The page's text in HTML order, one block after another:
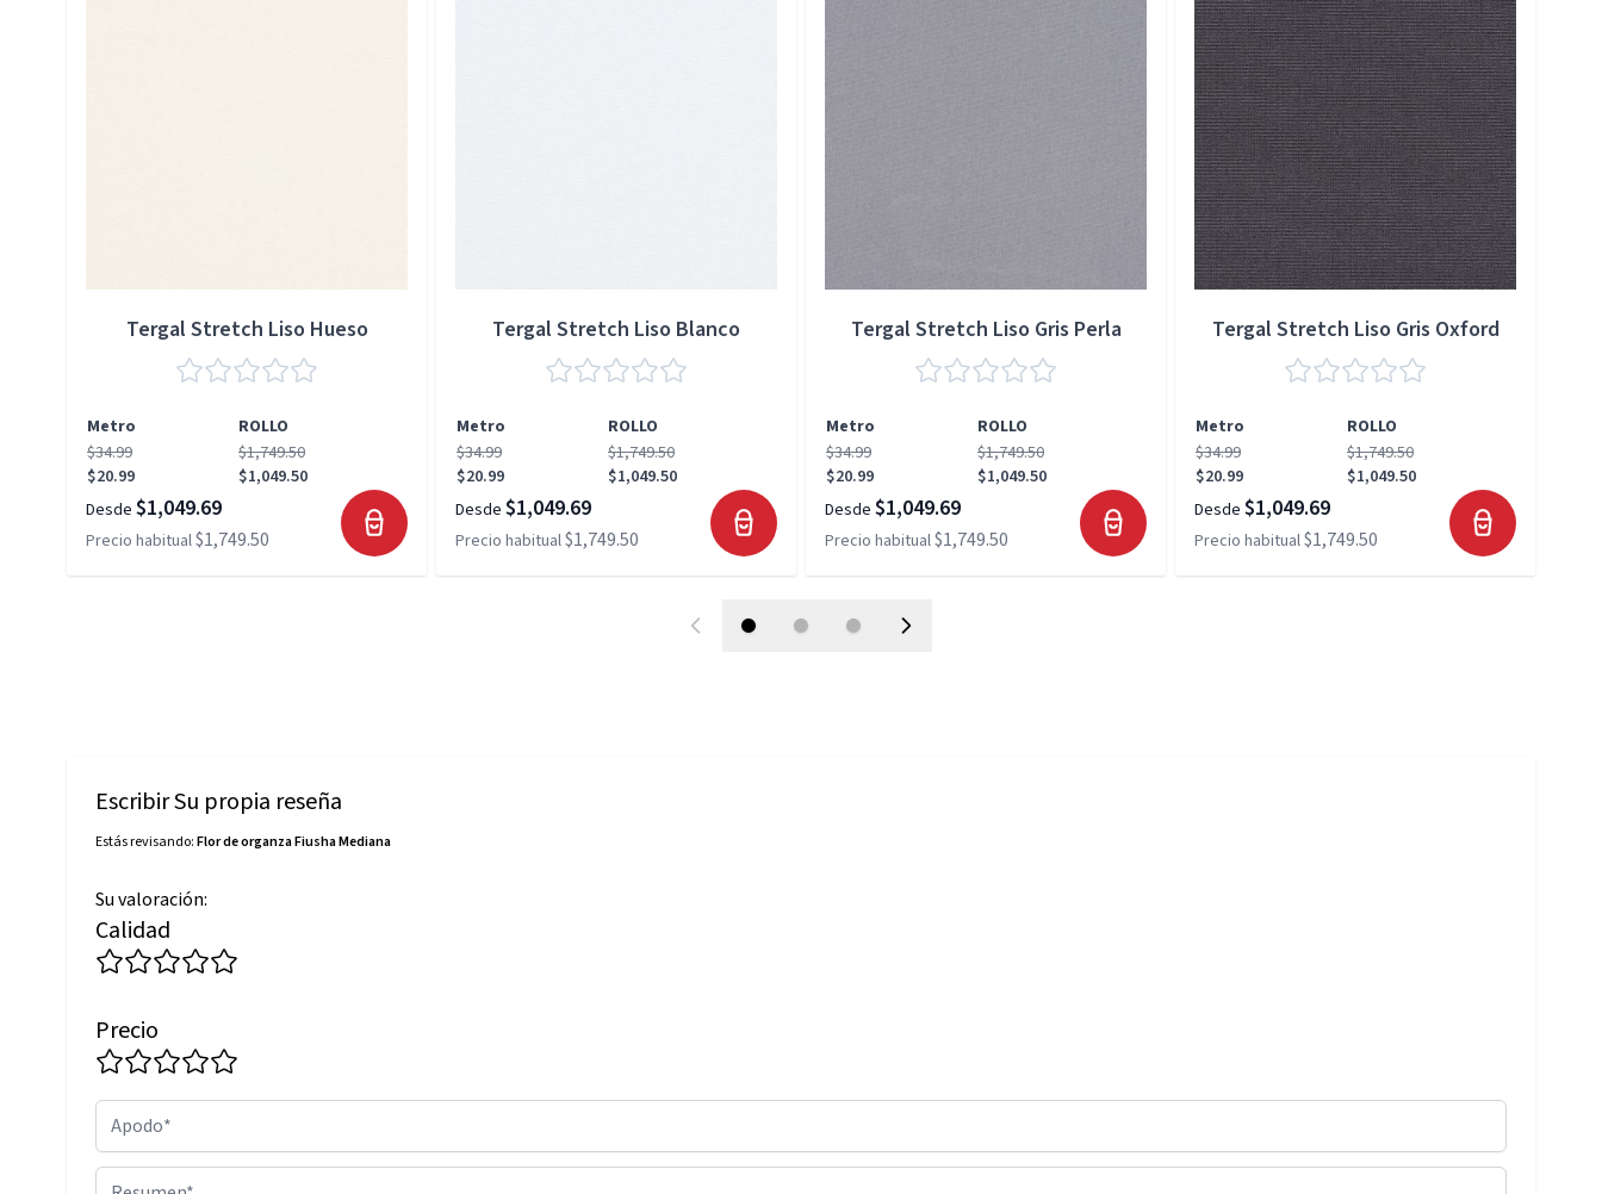
Tergal Stretch Liso Hueso
Metro
ROLLO
$34.99
$20.99
$1,749.50
$1,049.50
Desde $1,049.69
Precio habitual$1,749.50
Tergal Stretch Liso Blanco
Metro
ROLLO
$34.99
$20.99
$1,749.50
$1,049.50
Desde $1,049.69
Precio habitual$1,749.50
Tergal Stretch Liso Gris Perla
Metro
ROLLO
$34.99
$20.99
$1,749.50
$1,049.50
Desde $1,049.69
Precio habitual$1,749.50
Tergal Stretch Liso Gris Oxford
Metro
ROLLO
$34.99
$20.99
$1,749.50
$1,049.50
Desde $1,049.69
Precio habitual$1,749.50
Escribir Su propia reseña
Estás revisando:Flor de organza Fiusha Mediana
Su valoración:
Calidad
Precio
Apodo
Resumen